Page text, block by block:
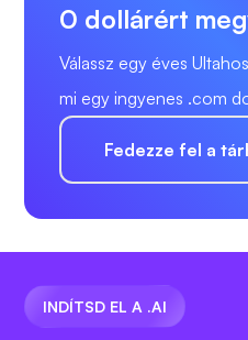
0 dollárért
Válassz egy éves
mi egy ingyenes .com
Fedezze fel a
INDÍTSD EL A .AI